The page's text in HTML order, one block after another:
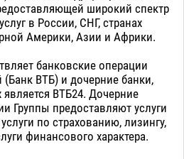
широкий спектр
в России, СНГ, странах
Америки, Азии и Африки.
банковские операции
(Банк ВТБ) и дочерние банки,
ВТБ24. Дочерние
Группы предоставляют услуги
по страхованию, лизингу,
финансового характера.